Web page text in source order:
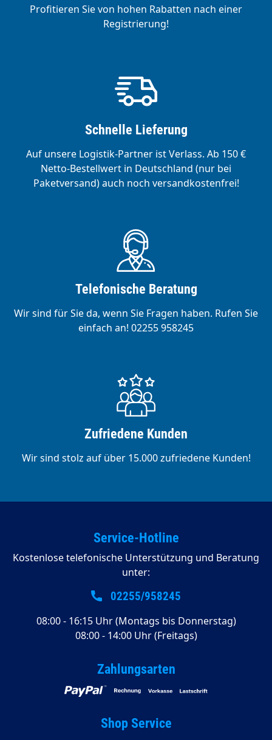
Profitieren Sie von hohen Rabatten nach einer
Registrierung!
Schnelle Lieferung
Auf unsere Logistik-Partner ist Verlass. Ab 150 €
Netto-Bestellwert in Deutschland (nur bei
Paketversand) auch noch versandkostenfrei!
Telefonische Beratung
Wir sind für Sie da, wenn Sie Fragen haben. Rufen Sie
einfach an! 02255 958245
Zufriedene Kunden
Wir sind stolz auf über 15.000 zufriedene Kunden!
Service-Hotline
Kostenlose telefonische Unterstützung und Beratung
unter:
02255/958245
08:00 - 16:15 Uhr (Montags bis Donnerstag)
08:00 - 14:00 Uhr (Freitags)
Zahlungsarten
Shop Service